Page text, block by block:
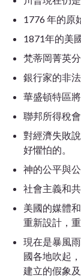
1776 年的原
1871年的美
梵蒂岡菁英
銀行家的非
華盛頓特區
聯邦所得稅
對經濟失敗
好懼怕的。
神的公平與
社會主義和
美國的媒體
重新設計，
現在是暴風
國各地吹起
建立的假象